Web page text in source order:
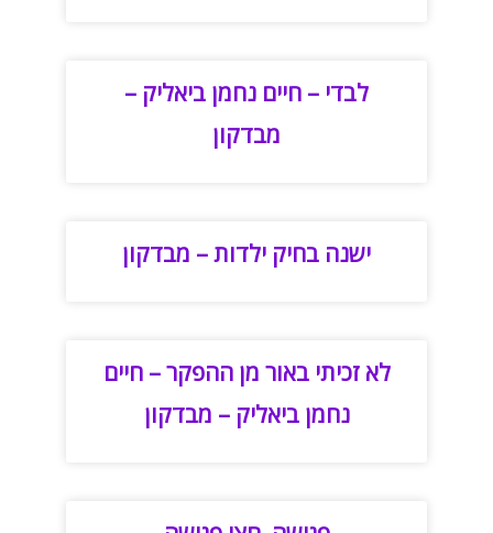
לבדי – חיים נחמן ביאליק –
מבדקון
ישנה בחיק ילדות – מבדקון
לא זכיתי באור מן ההפקר – חיים
נחמן ביאליק – מבדקון